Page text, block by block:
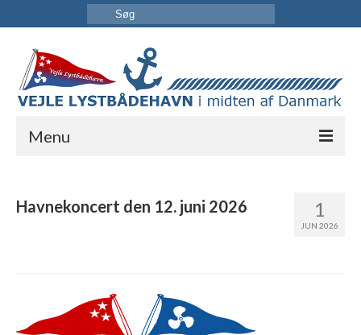
Menu
HAVNEN 1
JUN 2026
Havnekoncert den 12. juni 2026